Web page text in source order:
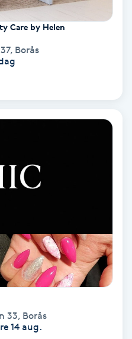
Care by Helen
, Borås
33, Borås
14 aug.